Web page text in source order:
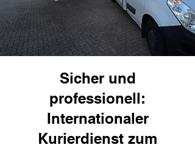
Sicher und
professionell:
Internationaler
Kurierdienst zum